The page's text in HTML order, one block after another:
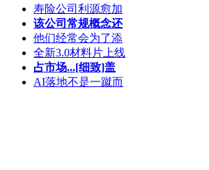
寿险公司利源愈加
该公司常规概念还
他们经常会为了添
全新3.0材料片上线
占市场...[细致]盖
AI落地不是一蹴而